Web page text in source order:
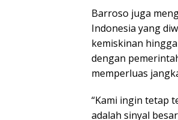
Barroso juga
Indonesia yang
kemiskinan
dengan
memperluas
“Kami ingin tetap
adalah sinyal